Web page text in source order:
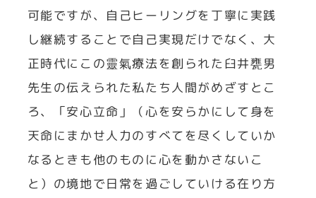
可能ですが、自己ヒーリングを丁寧に実践
し継続することで自己実現だけでなく、大
正時代にこの靈氣療法を創られた臼井甕男
先生の伝えられた私たち人間がめざすとこ
ろ、「安心立命」（心を安らかにして身を
天命にまかせ人力のすべてを尽くしていか
なるときも他のものに心を動かさないこ
と）の境地で日常を過ごしていける在り方